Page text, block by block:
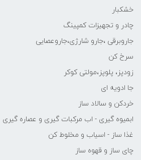
خشکبار
چادر و تجهیزات کمپینگ
جاروبرقی ،جارو شارژی،جاروعصایی
سرخ کن
زودپز، پلوپز،مولتی کوکر
جا ادویه ای
خردکن و سالاد ساز
ابمیوه گیری - اب مرکبات گیری و عصاره گیری
غذا ساز - اسیاب و مخلوط کن
چای ساز و قهوه ساز